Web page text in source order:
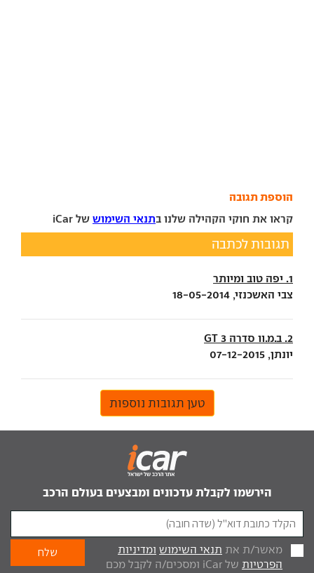
הוספת תגובה
קראו את חוקי הקהילה שלנו בתנאי השימוש של iCar
תגובות לכתבה
1. יפה טוב ומיותר
צבי האשכנזי, 18-05-2014
2. ב.מ.וו סדרה 3 GT
יונתן, 07-12-2015
טען תגובות נוספות
הירשמו לקבלת עדכונים ומבצעים בעולם הרכב
מאשר/ת את תנאי השימוש ומדיניות
הפרטיות
של iCar ומסכים/ה לקבל מכם